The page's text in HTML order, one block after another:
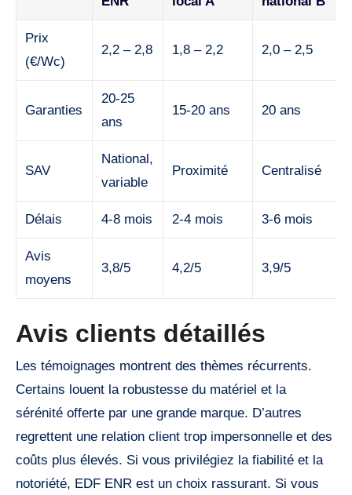
Prix
(€/Wc)
2,2 – 2,8 1,8 – 2,2 2,0 – 2,5
Garanties
20-25
ans
15-20 ans 20 ans
SAV
National,
variable
Proximité Centralisé
Délais 4-8 mois 2-4 mois 3-6 mois
Avis
moyens
3,8/5 4,2/5 3,9/5
Avis clients détaillés
Les témoignages montrent des thèmes récurrents.
Certains louent la robustesse du matériel et la
sérénité offerte par une grande marque. D’autres
regrettent une relation client trop impersonnelle et des
coûts plus élevés. Si vous privilégiez la fiabilité et la
notoriété, EDF ENR est un choix rassurant. Si vous